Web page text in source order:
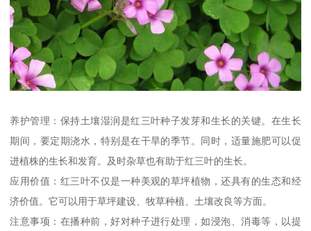
养护管理：保持土壤湿润是红三叶种子发芽和生长的关键。在生长
期间，要定期浇水，特别是在干旱的季节。同时，适量施肥可以促
进植株的生长和发育。及时杂草也有助于红三叶的生长。
应用价值：红三叶不仅是一种美观的草坪植物，还具有的生态和经
济价值。它可以用于草坪建设、牧草种植、土壤改良等方面。
注意事项：在播种前，好对种子进行处理，如浸泡、消毒等，以提